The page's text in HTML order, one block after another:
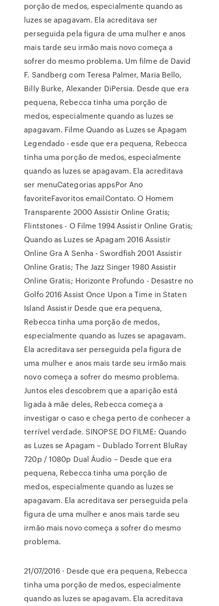
porção de medos, especialmente quando as
luzes se apagavam. Ela acreditava ser
perseguida pela figura de uma mulher e anos
mais tarde seu irmão mais novo começa a
sofrer do mesmo problema. Um filme de David
F. Sandberg com Teresa Palmer, Maria Bello,
Billy Burke, Alexander DiPersia. Desde que era
pequena, Rebecca tinha uma porção de
medos, especialmente quando as luzes se
apagavam. Filme Quando as Luzes se Apagam
Legendado - esde que era pequena, Rebecca
tinha uma porção de medos, especialmente
quando as luzes se apagavam. Ela acreditava
ser menuCategorias appsPor Ano
favoriteFavoritos emailContato. O Homem
Transparente 2000 Assistir Online Gratis;
Flintstones - O Filme 1994 Assistir Online Gratis;
Quando as Luzes se Apagam 2016 Assistir
Online Gra A Senha - Swordfish 2001 Assistir
Online Gratis; The Jazz Singer 1980 Assistir
Online Gratis; Horizonte Profundo - Desastre no
Golfo 2016 Assist Once Upon a Time in Staten
Island Assistir Desde que era pequena,
Rebecca tinha uma porção de medos,
especialmente quando as luzes se apagavam.
Ela acreditava ser perseguida pela figura de
uma mulher e anos mais tarde seu irmão mais
novo começa a sofrer do mesmo problema.
Juntos eles descobrem que a aparição está
ligada à mãe deles, Rebecca começa a
investigar o caso e chega perto de conhecer a
terrível verdade. SINOPSE DO FILME: Quando
as Luzes se Apagam – Dublado Torrent BluRay
720p / 1080p Dual Áudio – Desde que era
pequena, Rebecca tinha uma porção de
medos, especialmente quando as luzes se
apagavam. Ela acreditava ser perseguida pela
figura de uma mulher e anos mais tarde seu
irmão mais novo começa a sofrer do mesmo
problema.
21/07/2016 · Desde que era pequena, Rebecca
tinha uma porção de medos, especialmente
quando as luzes se apagavam. Ela acreditava